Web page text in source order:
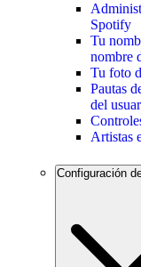
Spotify
Tu
nombre
Tu foto
Pautas
del
Artistas
Configuración